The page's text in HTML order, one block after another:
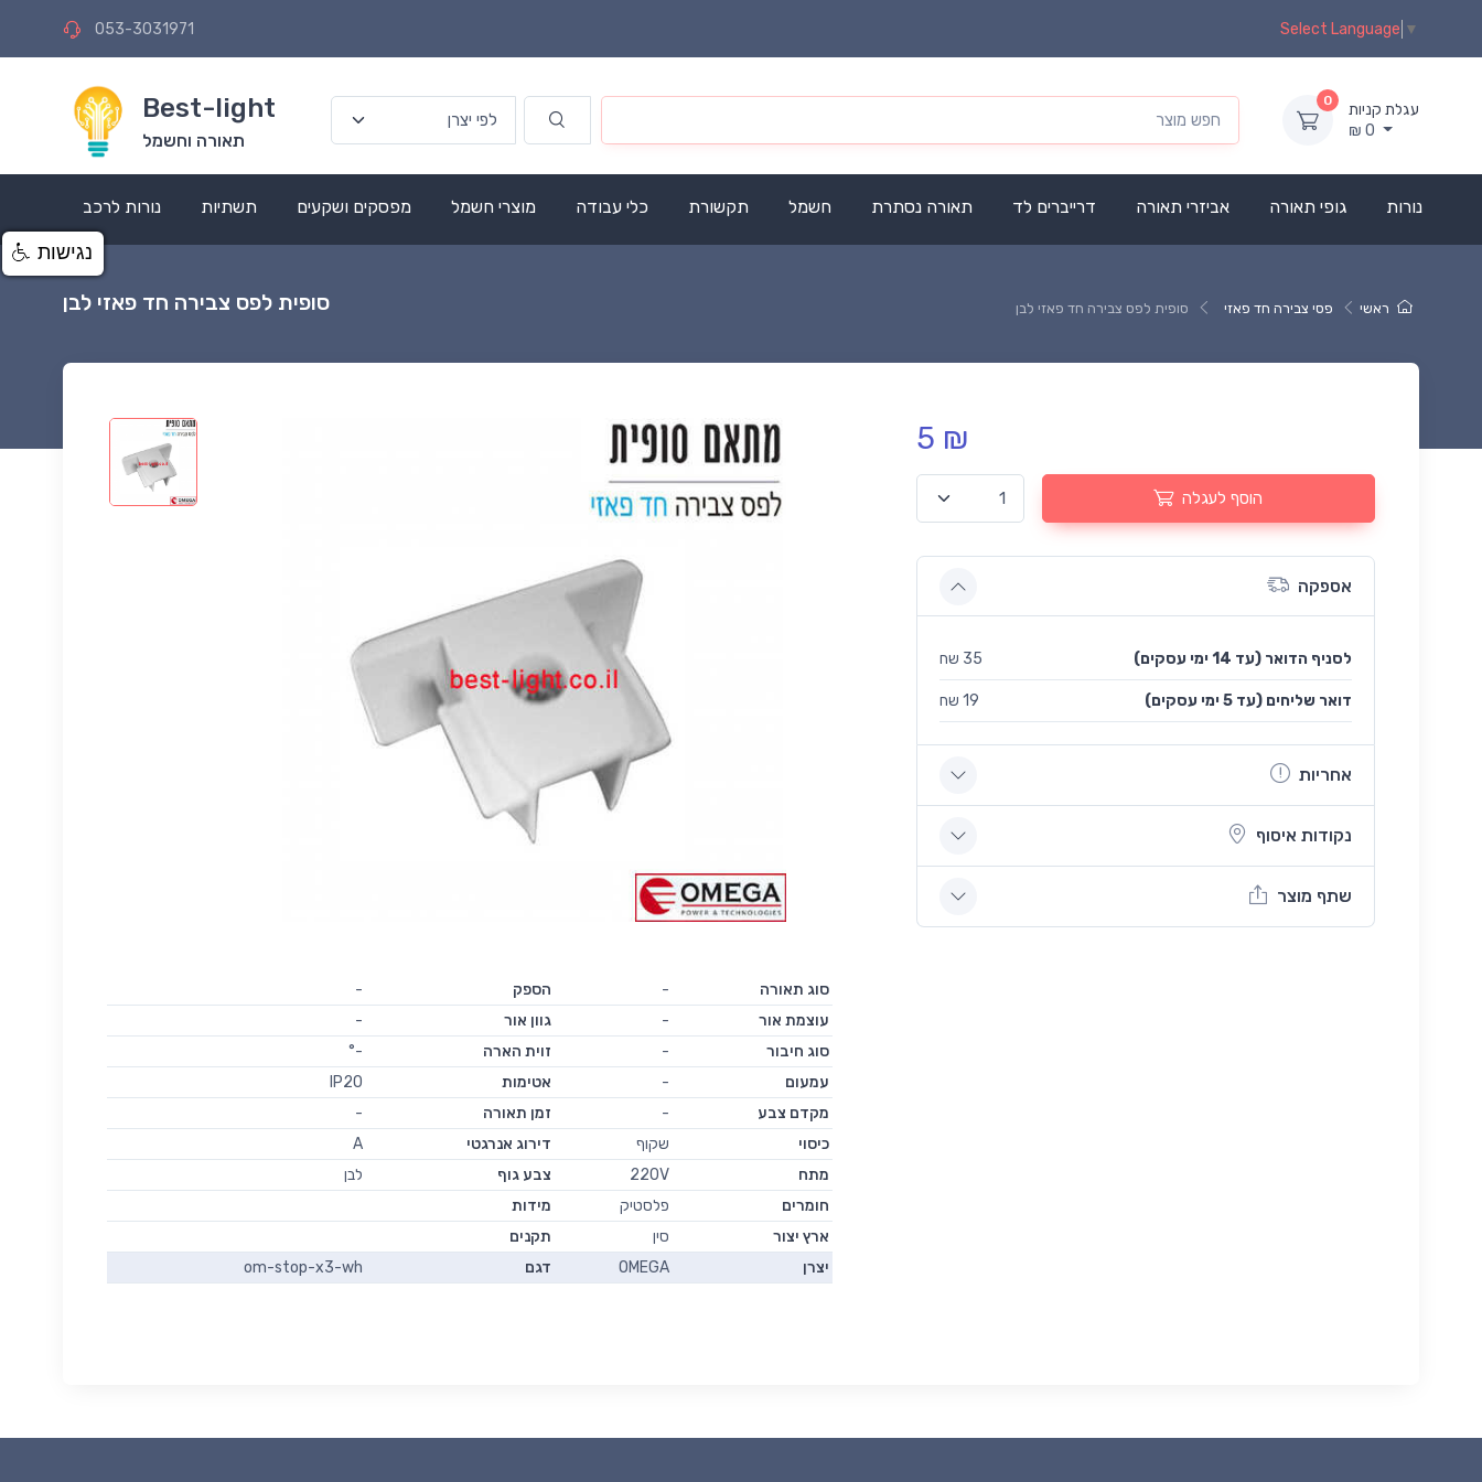
053-3031971 Select Language ▼
Best-light
תאורה וחשמל
0
עגלת קניות
₪ 0
נורות גופי תאורה אביזרי תאורה דרייברים לד תאורה נסתרת חשמל תקשורת כלי עבודה מוצרי חשמל מפסקים ושקעים תשתיות נורות לרכב
סופית לפס צבירה חד פאזי לבן ראשי פסי צבירה חד פאזי סופית לפס צבירה חד פאזי לבן
5 ₪
הוסף לעגלה
אספקה
לסניף הדואר (עד 14 ימי עסקים) 35 שח
(עד 5 ימי עסקים) דואר שליחים 19 שח
אחריות
נקודות איסוף
שתף מוצר
סוג תאורה - הספק
-
עוצמת אור
- גוון אור
-
סוג חיבור
- זוית הארה
-°
עמעום
- אטימות
IP20
מקדם צבע
- זמן תאורה
-
כיסוי
שקוף דירוג אנרגטי
A
מתח
220V צבע גוף
לבן
חומרים
פלסטיק
מידות
ארץ יצור
סין
תקנים
יצרן
OMEGA דגם om-stop-x3-wh
נגישות